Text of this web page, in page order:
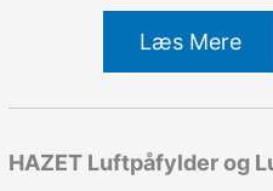
Læs Mere
HAZET Luftpåfylder og